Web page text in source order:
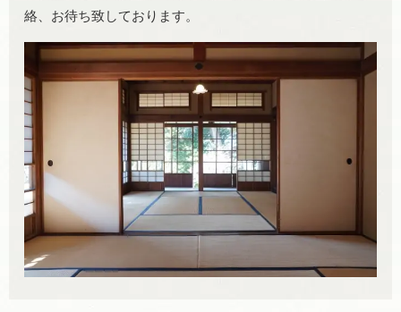
絡、お待ち致しております。